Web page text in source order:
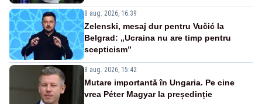
8 aug. 2026, 16:39
Zelenski, mesaj dur pentru Vučić la
Belgrad: „Ucraina nu are timp pentru
scepticism”
8 aug. 2026, 15:42
Mutare importantă în Ungaria. Pe cine
vrea Péter Magyar la președinție